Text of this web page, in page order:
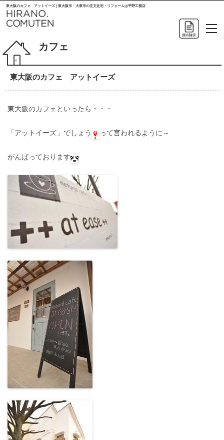
東大阪のカフェ アットイーズ | 東大阪市・大東市の注文住宅・リフォームは平野工務店
カフェ
東大阪のカフェ アットイーズ
東大阪のカフェといったら・・・
「アットイーズ」でしょう って言われるように～
がんばっております